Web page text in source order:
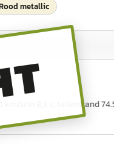
metallic
km/u in 8,3 s, tellerstand